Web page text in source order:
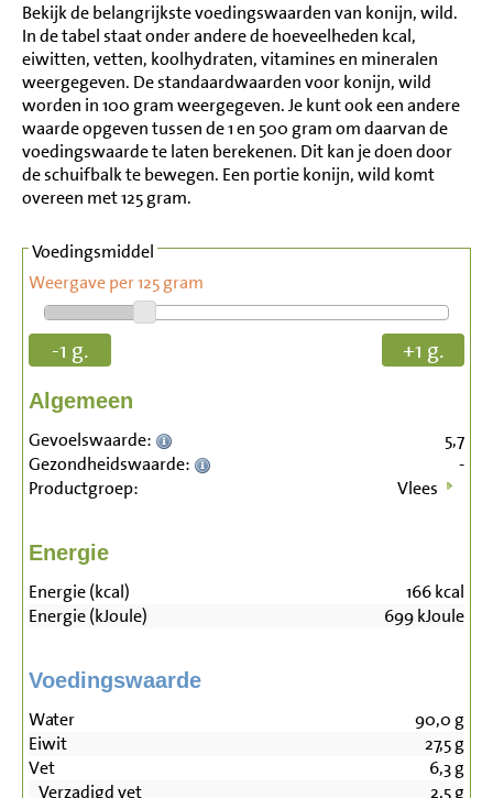
Bekijk de belangrijkste voedingswaarden van konijn, wild.
In de tabel staat onder andere de hoeveelheden kcal,
eiwitten, vetten, koolhydraten, vitamines en mineralen
weergegeven. De standaardwaarden voor konijn, wild
worden in 100 gram weergegeven. Je kunt ook een andere
waarde opgeven tussen de 1 en 500 gram om daarvan de
voedingswaarde te laten berekenen. Dit kan je doen door
de schuifbalk te bewegen. Een portie konijn, wild komt
overeen met 125 gram.
Voedingsmiddel
Weergave per 125 gram
-1 g. +1 g.
Algemeen
Gevoelswaarde:
5,7
Gezondheidswaarde:
-
Productgroep:
Vlees
Energie
Energie (kcal) 166kcal
Energie (kJoule)
699kJoule
Voedingswaarde
Water 90,0 g
Eiwit
27,5g
Vet
6,3g
Verzadigd vet
2,5g